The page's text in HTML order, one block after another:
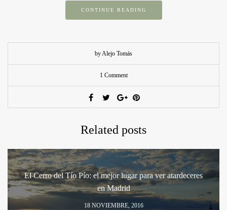
CONTINUE READING
by Alejo Tomás
1 Comment
Related posts
El Cerro del Tío Pío: el mejor lugar para ver atardeceres
en Madrid
18 NOVIEMBRE, 2016